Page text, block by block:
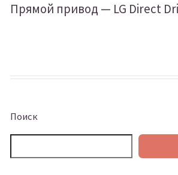
Поиск
Прямой привод — LG Direct